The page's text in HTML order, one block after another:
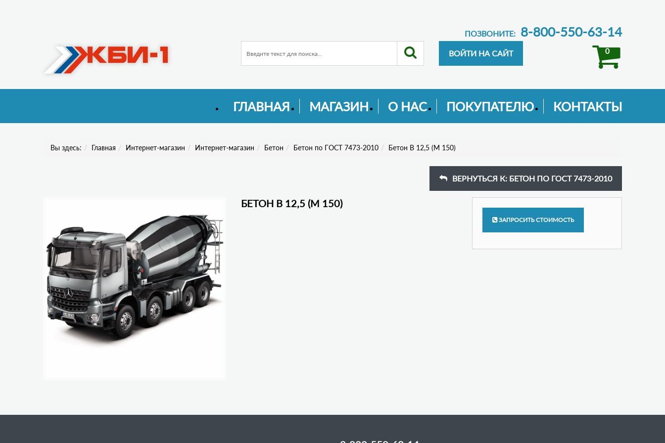
ПОЗВОНИТЕ: 8-800-550-63-14
0
ГЛАВНАЯ МАГАЗИН О НАС ПОКУПАТЕЛЮ КОНТАКТЫ
Вы здесь: Главная Интернет-магазин Интернет-магазин Бетон Бетон по ГОСТ 7473-2010 Бетон В 12,5 (М 150)
ВЕРНУТЬСЯ К: БЕТОН ПО ГОСТ 7473-2010
БЕТОН В 12,5 (М 150)
ЗАПРОСИТЬ СТОИМОСТЬ